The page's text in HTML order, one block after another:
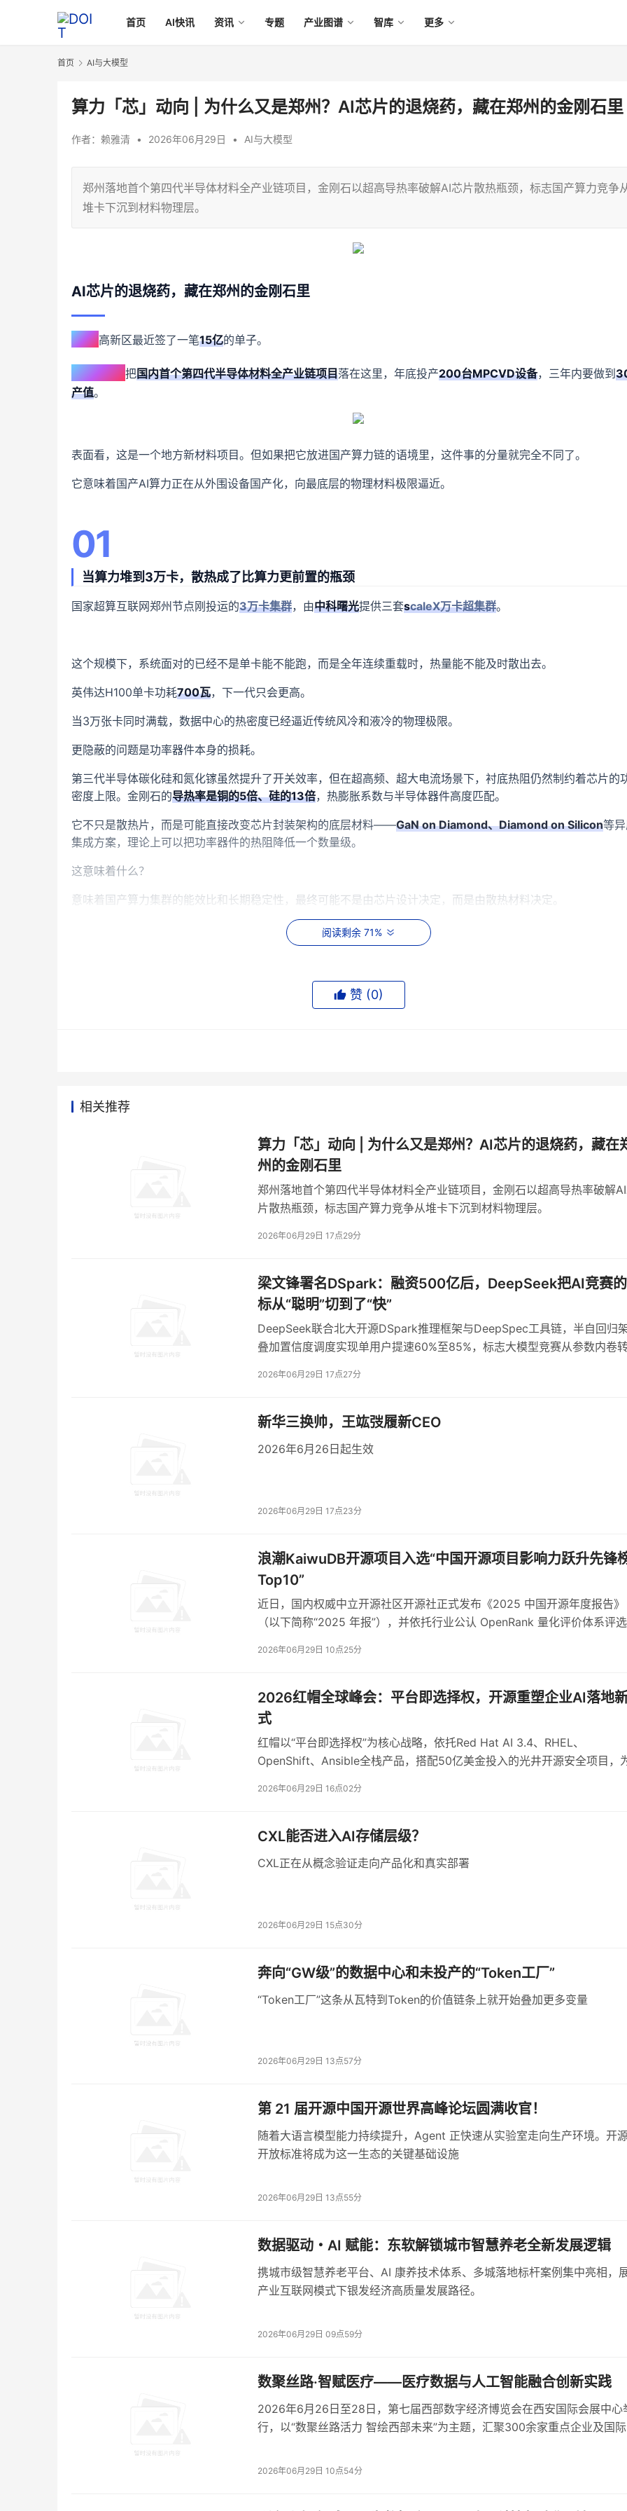
首页 AI快讯 资讯 专题 产业图谱 智库 更多
首页 AI与大模型
算力「芯」动向 | 为什么又是郑州？AI芯片的退烧药，藏在郑州的金刚石里
作者： 赖雅清 • 2026年06月29日 • AI与大模型
郑州落地首个第四代半导体材料全产业链项目，金刚石以超高导热率破解AI芯片散热瓶颈，标志国产算力竞争
堆卡下沉到材料物理层。
AI芯片的退烧药，藏在郑州的金刚石里
郑州高新区最近签了一笔15亿的单子。
中科粉研把国内首个第四代半导体材料全产业链项目落在这里，年底投产200台MPCVD设备，三年内要做到
产值。
表面看，这是一个地方新材料项目。但如果把它放进国产算力链的语境里，这件事的分量就完全不同了。
它意味着国产AI算力正在从外围设备国产化，向最底层的物理材料极限逼近。
01
当算力堆到3万卡，散热成了比算力更前置的瓶颈
国家超算互联网郑州节点刚投运的3万卡集群，由中科曙光提供三套scaleX万卡超集群。
这个规模下，系统面对的已经不是单卡能不能跑，而是全年连续重载时，热量能不能及时散出去。
英伟达H100单卡功耗700瓦，下一代只会更高。
当3万张卡同时满载，数据中心的热密度已经逼近传统风冷和液冷的物理极限。
更隐蔽的问题是功率器件本身的损耗。
第三代半导体碳化硅和氮化镓虽然提升了开关效率，但在超高频、超大电流场景下，衬底热阻仍然制约着芯片的
密度上限。金刚石的导热率是铜的5倍、硅的13倍，热膨胀系数与半导体器件高度匹配。
它不只是散热片，而是可能直接改变芯片封装架构的底层材料——GaN on Diamond、Diamond on Silicon等
集成方案，理论上可以把功率器件的热阻降低一个数量级。
这意味着什么？
意味着国产算力集群的能效比和长期稳定性，最终可能不是由芯片设计决定，而是由散热材料决定。
郑州这个项目500台MPCVD设备生产2到4英寸单晶晶圆，50条LPPHT产线输出微纳米球形金刚石，直接指向AI
但招股书里的毛利率数据很刺眼，2025年AI服务器毛利率只有
上游芯片和关键元器件被少数供应商把持，下游互联网客户压价凶猛。
超聚变想从组装厂转型为全栈解决方案提供者，本质上是在寻找技术护城河。但如果国产算力链在底层材料上始
赖进口，整机厂的技术升级空间就会被锁死。
金刚石和氧化镓这类第四代半导体材料，恰恰是打破这种锁死的关键。当国产AI芯片的功率密度持续攀升，散热材
如果国内能自主供应高质量金刚石热沉和衬底，超聚变这样的整机厂就能在系统级散热方案上做出差异化，而不
郑州这个项目，实际上是在给国产算力整机厂补一块最关键的材料拼图。
为什么偏偏是郑州？因为产业链正在垂直压缩
国内很多城市争抢半导体项目时，习惯讲政策优惠和人才储备。
来自中国，而中国产能的绝对重心就在河南。
超聚变整机厂在郑州，国家超算互联网重载节点在郑州，现在第四代半导体材料也在郑州。
三个环节落在同一地理节点，意味着国产算力链正在从分散的全国布局，向关键节点的垂直整合演进。材料、整机
算力网络在同一个城市闭环，调试周期、物流成本、供应链风险都会大幅下降。
更深层的逻辑是，国资在主导这场整合。
超聚变是河南国资接盘华为分家业务，超算节点是国家级布局，中科粉研项目由郑州高新区引进。
在半导体这种重资产、长周期、强政策的领域，只有国资能提供足够的耐心资本，把材料这种最底层、最慢见效
从第三代到第四代，国产算力在补物理层的课
第三代半导体碳化硅和氮化镓，解决的是新能源汽车和5G基站的功率与频率问题。
当国产算力集群从万卡走向3万卡、5万卡，热管理和功率密度不再是工程优化问题，而是物理极限问题。没有底
郑州这个项目的真正意义，在于它标志着国产算力链的补课方向，已经从设备层、系统层，下沉到了最底层的
算力竞争的终点不是比谁的卡多，而是比谁的芯片能在持续重载下不烧坏。
算力“芯”动向 ·专注AI与算力产业观察
（链接：https://mp.weixin.qq.com/s/kzlBQ9bcy2C_74hVqP6rOQ）
阅读剩余 71%
赞 (0)
相关推荐
算力「芯」动向 | 为什么又是郑州？AI芯片的退烧药，藏在
州的金刚石里
郑州落地首个第四代半导体材料全产业链项目，金刚石以超高导热率破解
片散热瓶颈，标志国产算力竞争从堆卡下沉到材料物理层。
2026年06月29日 17点29分
梁文锋署名DSpark：融资500亿后，DeepSeek把AI竞赛
标从“聪明”切到了“快”
DeepSeek联合北大开源DSpark推理框架与DeepSpec工具链，半自回归
叠加置信度调度实现单用户提速60%至85%，标志大模型竞赛从参数内卷
2026年06月29日 17点27分
新华三换帅，王竑弢履新CEO
2026年6月26日起生效
2026年06月29日 17点23分
浪潮KaiwuDB开源项目入选“中国开源项目影响力跃升先锋
Top10”
近日，国内权威中立开源社区开源社正式发布《2025 中国开源年度报告》
（以下简称“2025 年报”），并依托行业公认 OpenRank 量化评价体系评选
2026年06月29日 10点25分
2026红帽全球峰会：平台即选择权，开源重塑企业AI落地
式
红帽以“平台即选择权”为核心战略，依托Red Hat AI 3.4、RHEL、
OpenShift、Ansible全栈产品，搭配50亿美金投入的光井开源安全项目，
2026年06月29日 16点02分
CXL能否进入AI存储层级？
CXL正在从概念验证走向产品化和真实部署
2026年06月29日 15点30分
奔向“GW级”的数据中心和未投产的“Token工厂”
“Token工厂”这条从瓦特到Token的价值链条上就开始叠加更多变量
2026年06月29日 13点57分
第 21 届开源中国开源世界高峰论坛圆满收官！
随着大语言模型能力持续提升，Agent 正快速从实验室走向生产环境。开
开放标准将成为这一生态的关键基础设施
2026年06月29日 13点55分
数据驱动・AI 赋能：东软解锁城市智慧养老全新发展逻辑
携城市级智慧养老平台、AI 康养技术体系、多城落地标杆案例集中亮相，
产业互联网模式下银发经济高质量发展路径。
2026年06月29日 09点59分
数聚丝路·智赋医疗——医疗数据与人工智能融合创新实践
2026年6月26日至28日，第七届西部数字经济博览会在西安国际会展中心
行，以“数聚丝路活力 智绘西部未来”为主题，汇聚300余家重点企业及国际
2026年06月29日 10点54分